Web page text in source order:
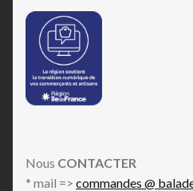
Nous CONTACTER
* mail => commandes @